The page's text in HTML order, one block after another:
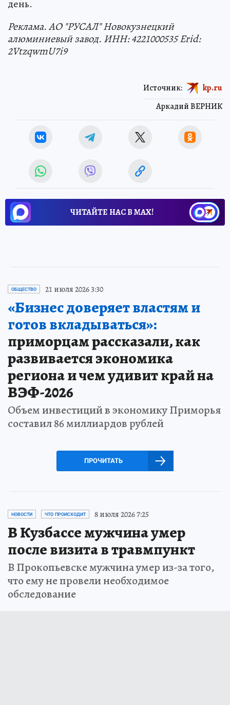
день.
Реклама. АО "РУСАЛ" Новокузнецкий
алюминиевый завод. ИНН: 4221000535 Erid:
2VtzqwmU7i9
Аркадий ВЕРНИК
Источник: kp.ru
ЧИТАЙТЕ НАС В МАХ!
ОБЩЕСТВО 21 июля 2026 3:30
«Бизнес доверяет властям и
готов вкладываться»:
приморцам рассказали, как
развивается экономика
региона и чем удивит край на
ВЭФ-2026
Объем инвестиций в экономику Приморья
составил 86 миллиардов рублей
ПРОЧИТАТЬ
НОВОСТИ ЧТО ПРОИСХОДИТ 8 июля 2026 7:25
В Кузбассе мужчина умер
после визита в травмпункт
В Прокопьевске мужчина умер из-за того,
что ему не провели необходимое
обследование